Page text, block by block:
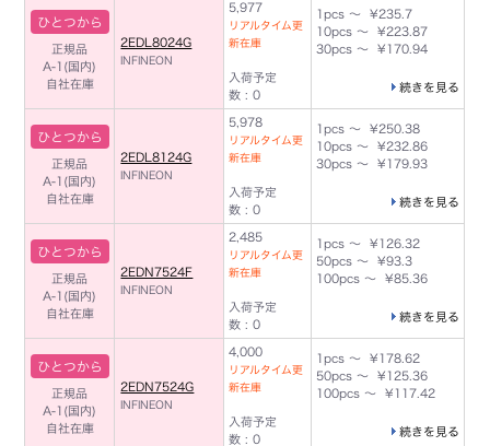
ひとつから
正規品
A-1(国内)
自社在庫
2EDL8024G
INFINEON
5,977
リアルタイム更
新在庫
入荷予定
数 : 0
1pcs ～ ¥235.7
10pcs ～ ¥223.87
30pcs ～ ¥170.94
続きを見る
ひとつから
正規品
A-1(国内)
自社在庫
2EDL8124G
INFINEON
5,978
リアルタイム更
新在庫
入荷予定
数 : 0
1pcs ～ ¥250.38
10pcs ～ ¥232.86
30pcs ～ ¥179.93
続きを見る
ひとつから
正規品
A-1(国内)
自社在庫
2EDN7524F
INFINEON
2,485
リアルタイム更
新在庫
入荷予定
数 : 0
1pcs ～ ¥126.32
50pcs ～ ¥93.3
100pcs ～ ¥85.36
続きを見る
ひとつから
正規品
A-1(国内)
自社在庫
2EDN7524G
INFINEON
4,000
リアルタイム更
新在庫
入荷予定
数 : 0
1pcs ～ ¥178.62
50pcs ～ ¥125.36
100pcs ～ ¥117.42
続きを見る